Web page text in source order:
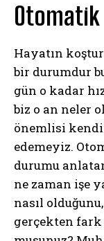
Hayatın
bir durumdur
gün o kadar
biz o an neler
önemlisi
edemeyiz.
durumu
ne zaman işe
nasıl
gerçekten fark